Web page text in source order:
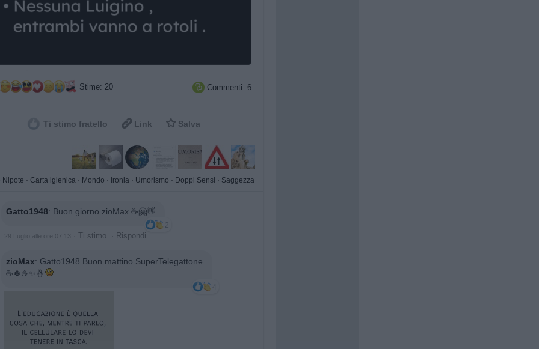
Stime: 20  Commenti: 6
Ti stimo fratello  Link  Salva
Nipote · Carta igienica · Mondo · Ironia · Umorismo · Doppi Sensi · Saggezza
Gatto1948: Buon giorno zioMax ☕🤗👋
2
29 Luglio alle ore 07:13 Ti stimo Rispondi
zioMax: Gatto1948 Buon mattino SuperTelegattone
☕️🍀☕️✨️🤞
4